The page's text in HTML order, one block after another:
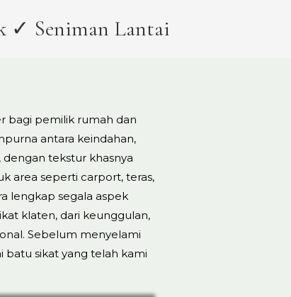
✓ Seniman Lantai
bagi pemilik rumah dan
antara keindahan,
tekstur khasnya
area seperti carport, teras,
lengkap segala aspek
klaten, dari keunggulan,
Sebelum menyelami
batu sikat yang telah kami